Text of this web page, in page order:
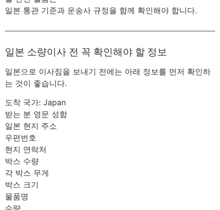
일본 통관 기준과 운송사 규정을 함께 확인해야 합니다.
일본 소량이사 전 꼭 확인해야 할 정보
일본으로 이사짐을 보내기 전에는 아래 정보를 먼저 확인하
는 것이 좋습니다.
도착 국가: Japan
받는 분 영문 성함
일본 현지 주소
우편번호
현지 연락처
박스 수량
각 박스 무게
박스 크기
물품명
수량